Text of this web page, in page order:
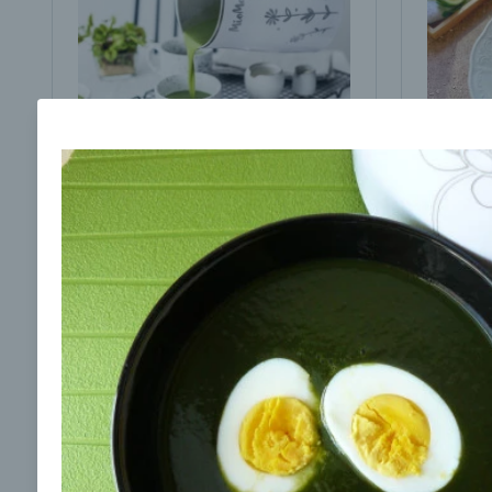
Brokolicová polievka s
cesnakom od LaPetit
00:25
Odber noviniek a akcií
Odoslaním registrácie na Newsletter